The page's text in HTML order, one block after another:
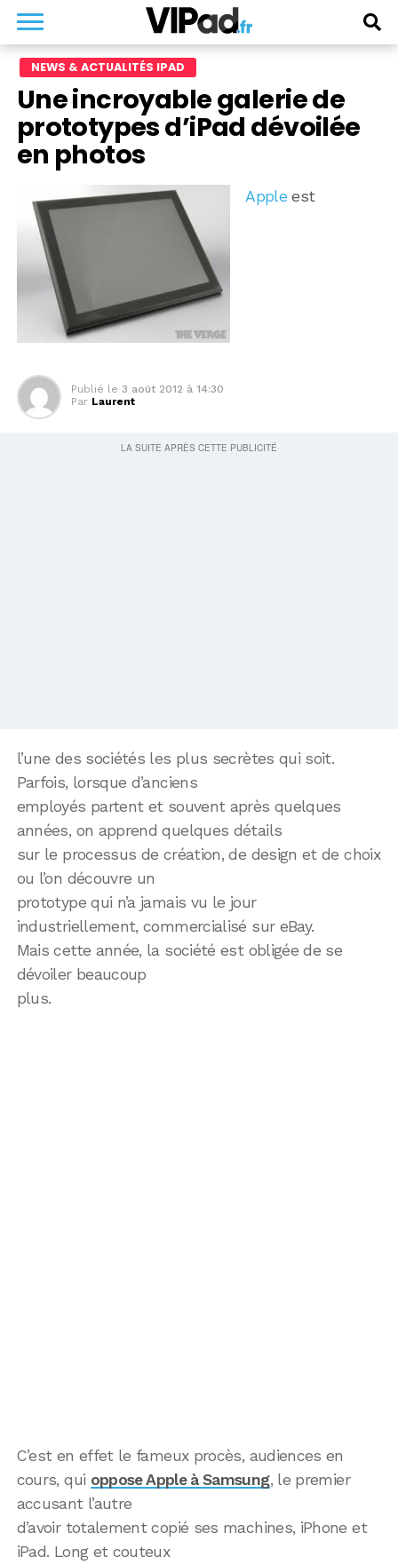
NEWS & ACTUALITÉS IPAD
Une incroyable galerie de
prototypes d’iPad dévoilée
en photos
Apple est
Publié le 3 août 2012 à 14:30
Par Laurent
l’une des sociétés les plus secrètes qui soit.
Parfois, lorsque d’anciens
employés partent et souvent après quelques
années, on apprend quelques détails
sur le processus de création, de design et de choix
ou l’on découvre un
prototype qui n’a jamais vu le jour
industriellement, commercialisé sur eBay.
Mais cette année, la société est obligée de se
dévoiler beaucoup
plus.
C’est en effet le fameux procès, audiences en
cours, qui oppose Apple à Samsung, le premier
accusant l’autre
d’avoir totalement copié ses machines, iPhone et
iPad. Long et couteux